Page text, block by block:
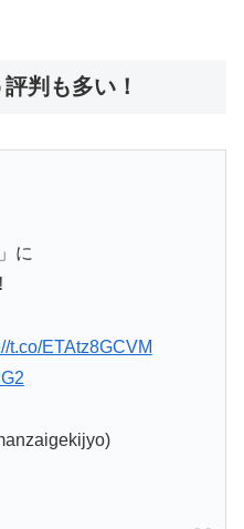
判も多い！
に
t.co/ETAtz8GCVM